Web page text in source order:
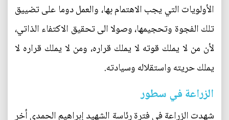
الأولويات التي يجب الاهتمام بها، والعمل دوما على تضييق
تلك الفجوة وتحجيمها، وصولا الى تحقيق الاكتفاء الذاتي،
لأن من لا يملك قوته لا يملك قراره، ومن لا يملك قراره لا
يملك حريته واستقلاله وسيادته.
الزراعة في سطور
شهدت الزراعة في فترة رئاسة الشهيد إبراهيم الحمدي أخر